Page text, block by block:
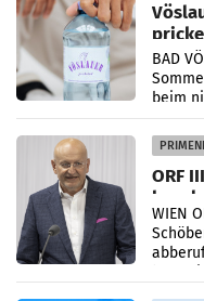
BAD
beim
ORF
WIEN